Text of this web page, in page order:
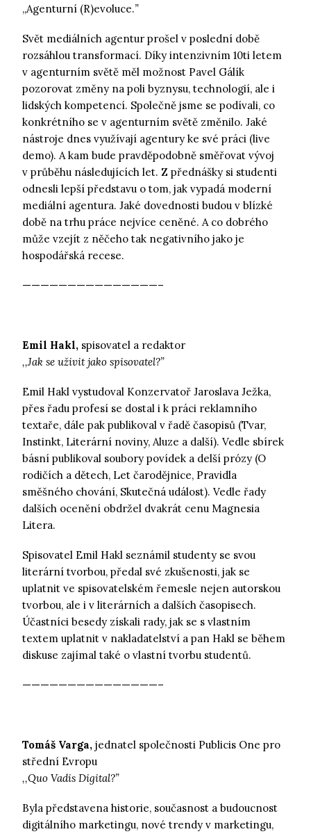
,,Agenturní (R)evoluce.”
Svět mediálních agentur prošel v poslední době
rozsáhlou transformací. Díky intenzivním 10ti letem
v agenturním světě měl možnost Pavel Gálík
pozorovat změny na poli byznysu, technologií, ale i
lidských kompetencí. Společně jsme se podívali, co
konkrétního se v agenturním světě změnilo. Jaké
nástroje dnes využívají agentury ke své práci (live
demo). A kam bude pravděpodobně směřovat vývoj
v průběhu následujících let. Z přednášky si studenti
odnesli lepší představu o tom, jak vypadá moderní
mediální agentura. Jaké dovednosti budou v blízké
době na trhu práce nejvíce ceněné. A co dobrého
může vzejít z něčeho tak negativního jako je
hospodářská recese.
———————————————–
Emil Hakl, spisovatel a redaktor
,,Jak se uživit jako spisovatel?”
Emil Hakl vystudoval Konzervatoř Jaroslava Ježka,
přes řadu profesí se dostal i k práci reklamního
textaře, dále pak publikoval v řadě časopisů (Tvar,
Instinkt, Literární noviny, Aluze a další). Vedle sbírek
básní publikoval soubory povídek a delší prózy (O
rodičích a dětech, Let čarodějnice, Pravidla
směšného chování, Skutečná událost). Vedle řady
dalších ocenění obdržel dvakrát cenu Magnesia
Litera.
Spisovatel Emil Hakl seznámil studenty se svou
literární tvorbou, předal své zkušenosti, jak se
uplatnit ve spisovatelském řemesle nejen autorskou
tvorbou, ale i v literárních a dalších časopisech.
Účastníci besedy získali rady, jak se s vlastním
textem uplatnit v nakladatelství a pan Hakl se během
diskuse zajímal také o vlastní tvorbu studentů.
———————————————–
Tomáš Varga, jednatel společnosti Publicis One pro
střední Evropu
,,Quo Vadis Digital?”
Byla představena historie, současnost a budoucnost
digitálního marketingu, nové trendy v marketingu,